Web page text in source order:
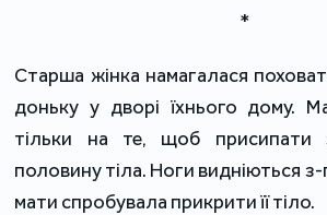
*
Старша жінка намагалася
доньку у дворі їхнього дому.
тільки на те, щоб присипати
половину тіла. Ноги видніються з-
мати спробувала прикрити її тіло.